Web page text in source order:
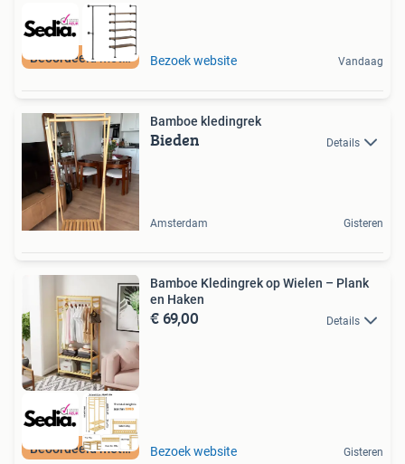
Beoordeeld met 9+ Bezoek website Vandaag
Bamboe kledingrek
Bieden Details
Amsterdam Gisteren
Beoordeeld met 9+
Bamboe Kledingrek op Wielen – Plank
en Haken
€ 69,00 Details
Bezoek website Gisteren